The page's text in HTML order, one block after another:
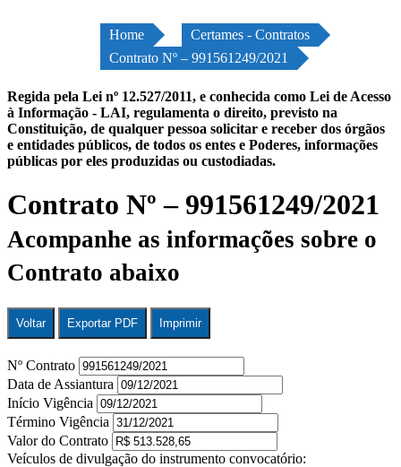
Home
Certames - Contratos
Contrato Nº – 991561249/2021
Regida pela Lei nº 12.527/2011, e conhecida como Lei de Acesso
à Informação - LAI, regulamenta o direito, previsto na
Constituição, de qualquer pessoa solicitar e receber dos órgãos
e entidades públicos, de todos os entes e Poderes, informações
públicas por eles produzidas ou custodiadas.
Contrato Nº – 991561249/2021
Acompanhe as informações sobre o
Contrato abaixo
Voltar Exportar PDF Imprimir
Nº Contrato
Data de Assiantura
Início Vigência
Término Vigência
Valor do Contrato
Veículos de divulgação do instrumento convocatório: